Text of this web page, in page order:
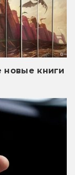
новые книги